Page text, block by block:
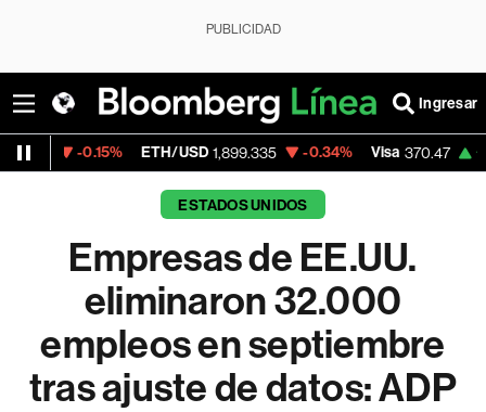
PUBLICIDAD
Ingresar
ETH/USD 1,899.335 -0.34% Visa 370.47 +0.52%
ESTADOS UNIDOS
Empresas de EE.UU.
eliminaron 32.000
empleos en septiembre
tras ajuste de datos: ADP